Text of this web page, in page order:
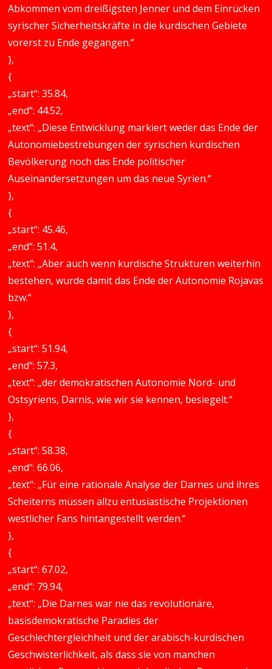
Abkommen vom dreißigsten Jenner und dem Einrücken
syrischer Sicherheitskräfte in die kurdischen Gebiete
vorerst zu Ende gegangen.“
},
{
„start“: 35.84,
„end“: 44.52,
„text“: „Diese Entwicklung markiert weder das Ende der
Autonomiebestrebungen der syrischen kurdischen
Bevölkerung noch das Ende politischer
Auseinandersetzungen um das neue Syrien.“
},
{
„start“: 45.46,
„end“: 51.4,
„text“: „Aber auch wenn kurdische Strukturen weiterhin
bestehen, wurde damit das Ende der Autonomie Rojavas
bzw.“
},
{
„start“: 51.94,
„end“: 57.3,
„text“: „der demokratischen Autonomie Nord- und
Ostsyriens, Darnis, wie wir sie kennen, besiegelt.“
},
{
„start“: 58.38,
„end“: 66.06,
„text“: „Für eine rationale Analyse der Darnes und ihres
Scheiterns müssen allzu entusiastische Projektionen
westlicher Fans hintangestellt werden.“
},
{
„start“: 67.02,
„end“: 79.94,
„text“: „Die Darnes war nie das revolutionäre,
basisdemokratische Paradies der
Geschlechtergleichheit und der arabisch-kurdischen
Geschwisterlichkeit, als dass sie von manchen